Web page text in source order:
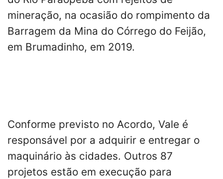
mineração, na ocasião do rompimento da
Barragem da Mina do Córrego do Feijão,
em Brumadinho, em 2019.
Conforme previsto no Acordo, Vale é
responsável por a adquirir e entregar o
maquinário às cidades. Outros 87
projetos estão em execução para